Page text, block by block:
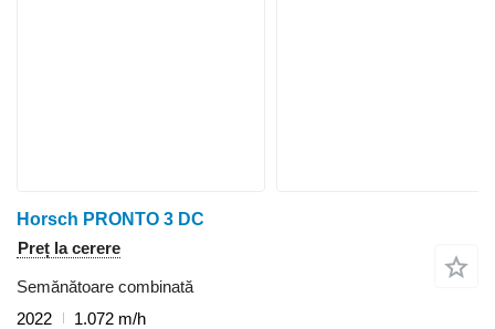
Horsch PRONTO 3 DC
Preț la cerere
Semănătoare combinată
2022
1.072 m/h